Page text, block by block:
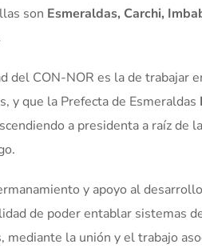
son Esmeraldas, Carchi,
del CON-NOR es la de
y que la Prefecta de Esmeraldas
a presidenta a raíz de
y apoyo al
de poder entablar sistemas
mediante la unión y el trabajo